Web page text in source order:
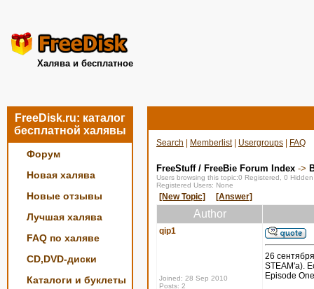
Халява и бесплатное
FreeDisk.ru: каталог
бесплатной халявы
Форум
Новая халява
Новые отзывы
Лучшая халява
FAQ по халяве
CD,DVD-диски
Каталоги и буклеты
Search Memberlist| Usergroups FAQ
FreeStuff / FreeBie Forum Index ->
Users browsing this topic:0 Registered, 0
Registered Users: None
[New Topic] [Answer]
Author
qip1
Joined: 28 Sep 2010
Posts: 2
26
STEAM'a).
Episode